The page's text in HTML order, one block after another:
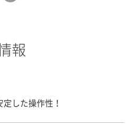
報
した操作性！